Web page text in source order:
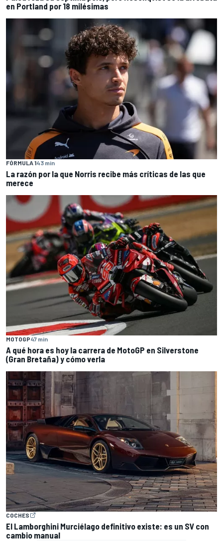
en Portland por 18 milésimas
FÓRMULA 143 min
La razón por la que Norris recibe más críticas de las que
merece
MOTOGP47 min
A qué hora es hoy la carrera de MotoGP en Silverstone
(Gran Bretaña) y cómo verla
COCHES
El Lamborghini Murciélago definitivo existe: es un SV con
cambio manual